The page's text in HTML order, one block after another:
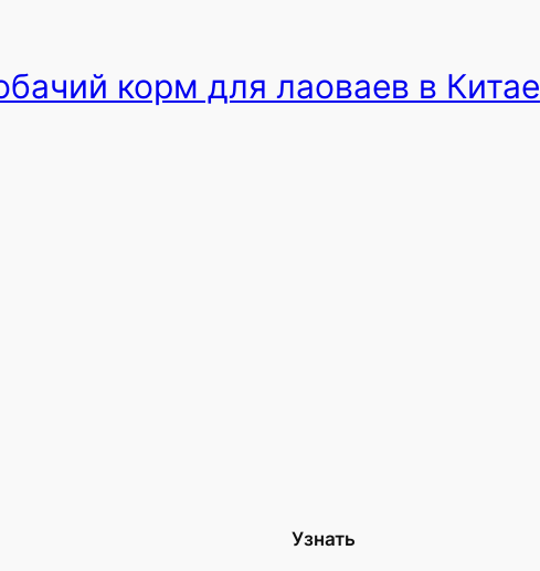
корм для лаоваев в Китае
Узнать